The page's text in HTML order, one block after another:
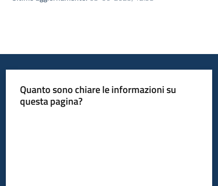
Quanto sono chiare le informazioni su
questa pagina?